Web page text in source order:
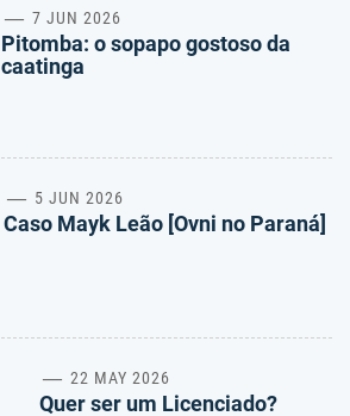
7 JUN 2026
Pitomba: o sopapo gostoso da
caatinga
5 JUN 2026
Caso Mayk Leão [Ovni no Paraná]
22 MAY 2026
Quer ser um Licenciado?